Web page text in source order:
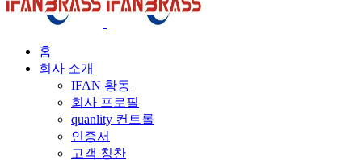
홈
회사 소개
IFAN 황동
회사 프로필
quanlity 컨트롤
인증서
고객 칭찬